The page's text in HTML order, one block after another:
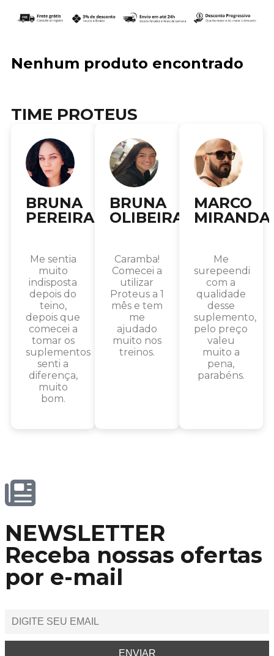
Nenhum produto encontrado
TIME PROTEUS
BRUNA
PEREIRA
Me sentia
muito
indisposta
depois do
teino,
depois que
comecei a
tomar os
suplementos
senti a
diferença,
muito
bom.
BRUNA
OLIBEIRA
Caramba!
Comecei a
utilizar
Proteus a 1
mês e tem
me
ajudado
muito nos
treinos.
MARCO
MIRANDA
Me
surepeendi
com a
qualidade
desse
suplemento,
pelo preço
valeu
muito a
pena,
parabéns.
NEWSLETTER
Receba nossas ofertas
por e-mail